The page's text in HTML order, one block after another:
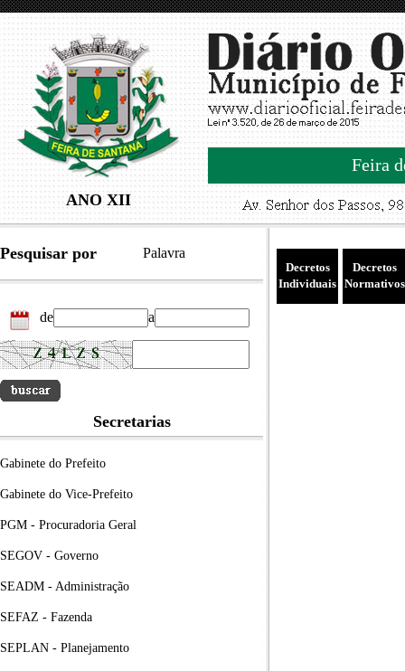
ANO XII
Feira
Pesquisar por Palavra
de a
Secretarias
Gabinete do Prefeito
Gabinete do Vice-Prefeito
PGM - Procuradoria Geral
SEGOV - Governo
SEADM - Administração
SEFAZ - Fazenda
SEPLAN - Planejamento
Decretos
Individuais
Decretos
Normativos